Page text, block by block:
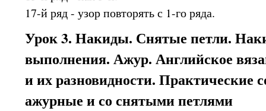
17-й ряд - узор повторять с 1-го ряда.
Урок 3. Накиды. Снятые петли.
выполнения. Ажур. Английское
и их разновидности. Практические
ажурные и со снятыми петлями